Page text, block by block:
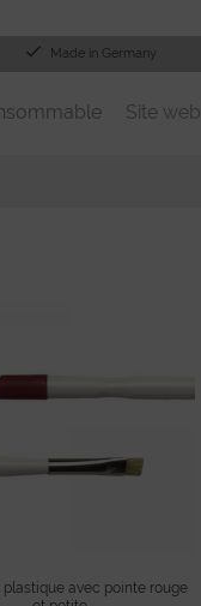
Made in Germany
Site web
plastique avec pointe rouge